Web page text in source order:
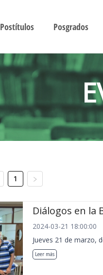
Postítulos Posgrados
1
Diálogos en la
2024-03-21 18:00:00
Jueves 21 de marzo,
Leer más